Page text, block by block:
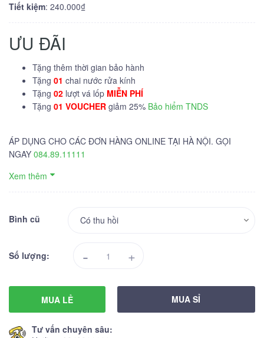
Tiết kiệm: 240.000₫
ƯU ĐÃI
Tặng thêm thời gian bảo hành
Tặng 01 chai nước rửa kính
Tặng 02 lượt vá lốp MIỄN PHÍ
Tặng 01 VOUCHER giảm 25% Bảo hiểm TNDS
ÁP DỤNG CHO CÁC ĐƠN HÀNG ONLINE TẠI HÀ NỘI. GỌI
NGAY 084.89.11111
Xem thêm
Bình cũ
Số lượng: - +
MUA LẺ MUA SỈ
Tư vấn chuyên sâu: